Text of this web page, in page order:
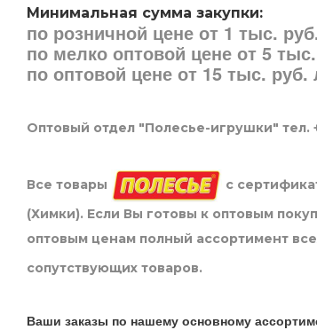
Минимальная сумма закупки:
по розничной цене от 1 тыс.
по мелко оптовой цене от 5
по оптовой цене от 15 тыс.
Оптовый отдел "Полесье-игрушки" тел.
Все товары
с
(Химки). Если Вы готовы к оптовым
оптовым ценам полный ассортимент
сопутствующих товаров.
Ваши заказы по нашему основному